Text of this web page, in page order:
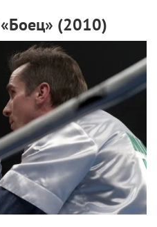
(2010)